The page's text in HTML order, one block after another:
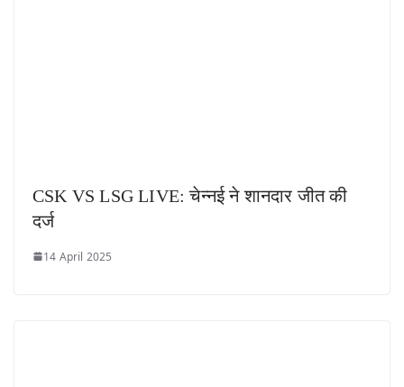
CSK VS LSG LIVE: चेन्नई ने शानदार जीत की
दर्ज
14 April 2025